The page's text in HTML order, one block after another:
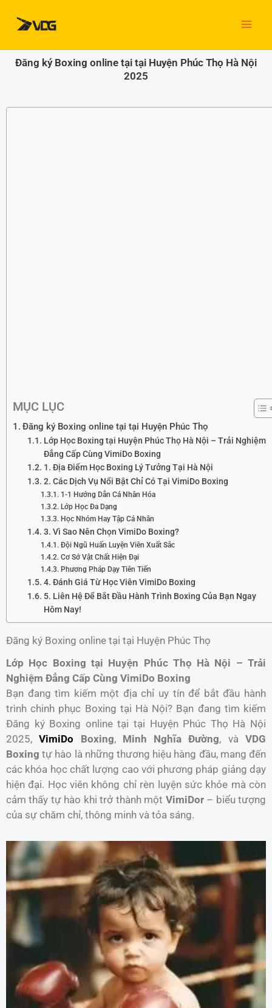
dung
Đăng ký Boxing online tại tại Huyện Phúc Thọ Hà Nội
2025
MỤC LỤC
Đăng ký Boxing online tại tại Huyện Phúc Thọ
Lớp Học Boxing tại Huyện Phúc Thọ Hà Nội – Trải Nghiệm
Đẳng Cấp Cùng VimiDo Boxing
1. Địa Điểm Học Boxing Lý Tưởng Tại Hà Nội
2. Các Dịch Vụ Nổi Bật Chỉ Có Tại VimiDo Boxing
1-1 Hướng Dẫn Cá Nhân Hóa
Lớp Học Đa Dạng
Học Nhóm Hay Tập Cá Nhân
3. Vì Sao Nên Chọn VimiDo Boxing?
Đội Ngũ Huấn Luyện Viên Xuất Sắc
Cơ Sở Vật Chất Hiện Đại
Phương Pháp Dạy Tiên Tiến
4. Đánh Giá Từ Học Viên VimiDo Boxing
5. Liên Hệ Để Bắt Đầu Hành Trình Boxing Của Bạn Ngay
Hôm Nay!
Đăng ký Boxing online tại tại Huyện Phúc Thọ
Lớp Học Boxing tại Huyện Phúc Thọ Hà Nội – Trải
Nghiệm Đẳng Cấp Cùng VimiDo Boxing
Bạn đang tìm kiếm một địa chỉ uy tín để bắt đầu hành
trình chinh phục Boxing tại Hà Nội? Bạn đang tìm kiếm
Đăng ký Boxing online tại tại Huyện Phúc Thọ Hà Nội
2025,VimiDo Boxing, Minh Nghĩa Đường, vàVDG
Boxing tự hào là những thương hiệu hàng đầu, mang đến
các khóa học chất lượng cao với phương pháp giảng dạy
hiện đại. Học viên không chỉ rèn luyện sức khỏe mà còn
cảm thấy tự hào khi trở thành một VimiDor– biểu tượng
của sự chăm chỉ, thông minh và tỏa sáng.